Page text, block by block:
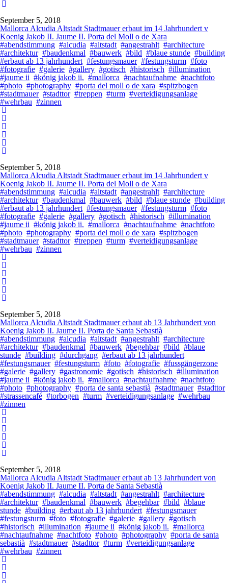
September 5, 2018
Mallorca Alcudia Altstadt Stadtmauer erbaut im 14 Jahrhundert v
Koenig Jakob II. Jaume II. Porta del Moll o de Xara
#abendstimmung #alcudia #altstadt #angestrahlt #architecture
#architektur #baudenkmal #bauwerk #bild #blaue stunde #building
#erbaut ab 13 jahrhundert #festungsmauer #festungsturm #foto
#fotografie #galerie #gallery #gotisch #historisch #illumination
#jaume ii #könig jakob ii. #mallorca #nachtaufnahme #nachtfoto
#photo #photography #porta del moll o de xara #spitzbogen
#stadtmauer #stadttor #treppen #turm #verteidigungsanlage
#wehrbau #zinnen
September 5, 2018
Mallorca Alcudia Altstadt Stadtmauer erbaut im 14 Jahrhundert v
Koenig Jakob II. Jaume II. Porta del Moll o de Xara
#abendstimmung #alcudia #altstadt #angestrahlt #architecture
#architektur #baudenkmal #bauwerk #bild #blaue stunde #building
#erbaut ab 13 jahrhundert #festungsmauer #festungsturm #foto
#fotografie #galerie #gallery #gotisch #historisch #illumination
#jaume ii #könig jakob ii. #mallorca #nachtaufnahme #nachtfoto
#photo #photography #porta del moll o de xara #spitzbogen
#stadtmauer #stadttor #treppen #turm #verteidigungsanlage
#wehrbau #zinnen
September 5, 2018
Mallorca Alcudia Altstadt Stadtmauer erbaut ab 13 Jahrhundert von
Koenig Jakob II. Jaume II. Porta de Santa Sebastià
#abendstimmung #alcudia #altstadt #angestrahlt #architecture
#architektur #baudenkmal #bauwerk #begehbar #bild #blaue
stunde #building #durchgang #erbaut ab 13 jahrhundert
#festungsmauer #festungsturm #foto #fotografie #fussgängerzone
#galerie #gallery #gastronomie #gotisch #historisch #illumination
#jaume ii #könig jakob ii. #mallorca #nachtaufnahme #nachtfoto
#photo #photography #porta de santa sebastià #stadtmauer #stadttor
#strassencafé #torbogen #turm #verteidigungsanlage #wehrbau
#zinnen
September 5, 2018
Mallorca Alcudia Altstadt Stadtmauer erbaut ab 13 Jahrhundert von
Koenig Jakob II. Jaume II. Porta de Santa Sebastià
#abendstimmung #alcudia #altstadt #angestrahlt #architecture
#architektur #baudenkmal #bauwerk #begehbar #bild #blaue
stunde #building #erbaut ab 13 jahrhundert #festungsmauer
#festungsturm #foto #fotografie #galerie #gallery #gotisch
#historisch #illumination #jaume ii #könig jakob ii. #mallorca
#nachtaufnahme #nachtfoto #photo #photography #porta de santa
sebastià #stadtmauer #stadttor #turm #verteidigungsanlage
#wehrbau #zinnen